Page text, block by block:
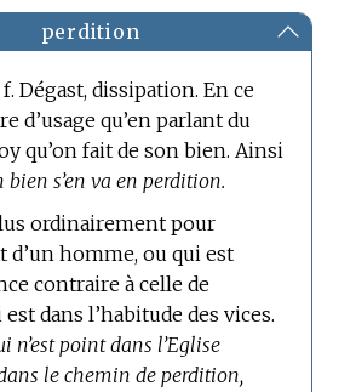
perdition
f. Dégast, dissipation. En ce
d’usage qu’en parlant du
qu’on fait de son bien. Ainsi
bien s’en va en perdition.
ordinairement pour
d’un homme, ou qui est
contraire à celle de
est dans l’habitude des vices.
n’est point dans l’Eglise
le chemin de perdition,